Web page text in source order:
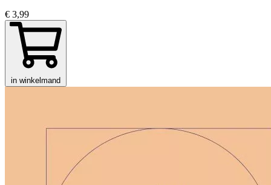
€ 3,99
in winkelmand